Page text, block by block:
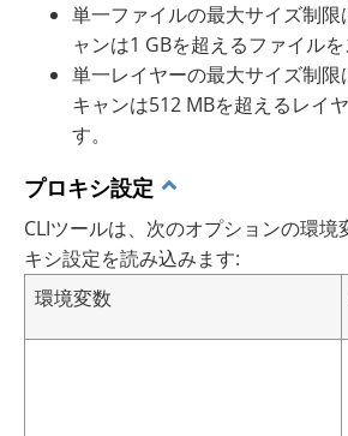
単一ファイルの最大サイズ制限
ャンは1 GBを超えるファイルを
単一レイヤーの最大サイズ制限
キャンは512 MBを超えるレイ
す。
プロキシ設定
CLIツールは、次のオプションの環境
キシ設定を読み込みます:
環境変数